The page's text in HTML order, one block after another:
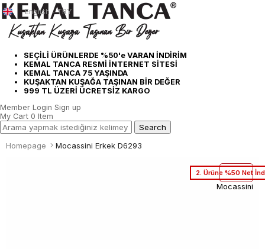
SEÇİLİ ÜRÜNLERDE %50'e VARAN İNDİRİM
KEMAL TANCA RESMİ İNTERNET SİTESİ
KEMAL TANCA 75 YAŞINDA
KUŞAKTAN KUŞAĞA TAŞINAN BİR DEĞER
999 TL ÜZERİ ÜCRETSİZ KARGO
English - TRY
Member Login Sign up
My Cart 0 Item
Homepage Mocassini Erkek D6293
2. Ürüne %50 Net
Mocassini